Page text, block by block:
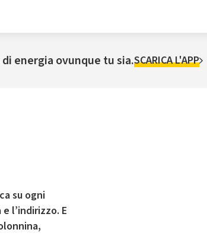
di energia ovunque tu sia.SCARICA L'APP
su ogni
l’indirizzo. E